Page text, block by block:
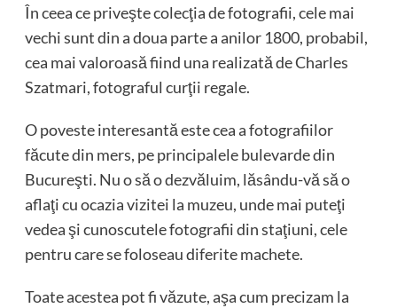
În ceea ce priveşte colecţia de fotografii, cele mai
vechi sunt din a doua parte a anilor 1800, probabil,
cea mai valoroasă fiind una realizată de Charles
Szatmari, fotograful curţii regale.
O poveste interesantă este cea a fotografiilor
făcute din mers, pe principalele bulevarde din
Bucureşti. Nu o să o dezvăluim, lăsându-vă să o
aflaţi cu ocazia vizitei la muzeu, unde mai puteţi
vedea şi cunoscutele fotografii din staţiuni, cele
pentru care se foloseau diferite machete.
Toate acestea pot fi văzute, aşa cum precizam la